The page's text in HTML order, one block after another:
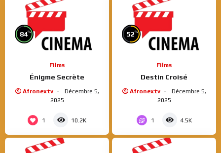
84%
Films
Énigme Secrète
Afronextv
Décembre 5,
2025
1 10.2K
52%
Films
Destin Croisé
Afronextv
Décembre 5,
2025
1 4.5K